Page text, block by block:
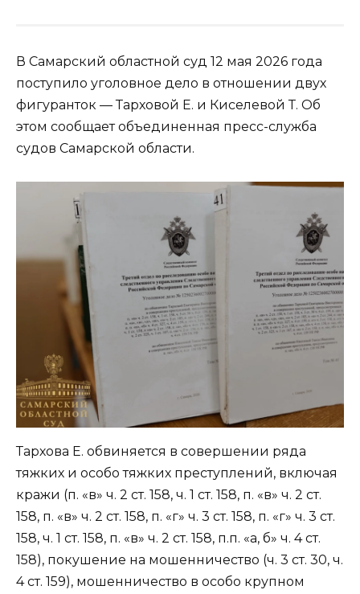
В Самарский областной суд 12 мая 2026 года
поступило уголовное дело в отношении двух
фигуранток — Тарховой Е. и Киселевой Т. Об
этом сообщает объединенная пресс-служба
судов Самарской области.
Тархова Е. обвиняется в совершении ряда
тяжких и особо тяжких преступлений, включая
кражи (п. «в» ч. 2 ст. 158, ч. 1 ст. 158, п. «в» ч. 2 ст.
158, п. «в» ч. 2 ст. 158, п. «г» ч. 3 ст. 158, п. «г» ч. 3 ст.
158, ч. 1 ст. 158, п. «в» ч. 2 ст. 158, п.п. «а, б» ч. 4 ст.
158), покушение на мошенничество (ч. 3 ст. 30, ч.
4 ст. 159), мошенничество в особо крупном